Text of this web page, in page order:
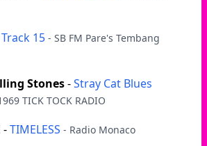
Track 15 - SB FM Pare's Tembang
Stones-Stray Cat Blues
TICK TOCK RADIO
-TIMELESS - Radio Monaco